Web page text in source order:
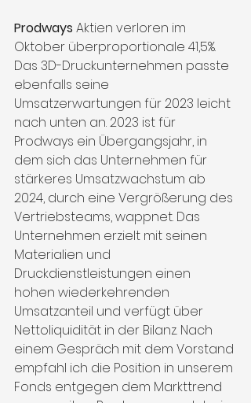
Prodways Aktien verloren im
Oktober überproportionale 41,5%.
Das 3D-Druckunternehmen passte
ebenfalls seine
Umsatzerwartungen für 2023 leicht
nach unten an. 2023 ist für
Prodways ein Übergangsjahr, in
dem sich das Unternehmen für
stärkeres Umsatzwachstum ab
2024, durch eine Vergrößerung des
Vertriebsteams, wappnet. Das
Unternehmen erzielt mit seinen
Materialien und
Druckdienstleistungen einen
hohen wiederkehrenden
Umsatzanteil und verfügt über
Nettoliquidität in der Bilanz. Nach
einem Gespräch mit dem Vorstand
empfahl ich die Position in unserem
Fonds entgegen dem Markttrend